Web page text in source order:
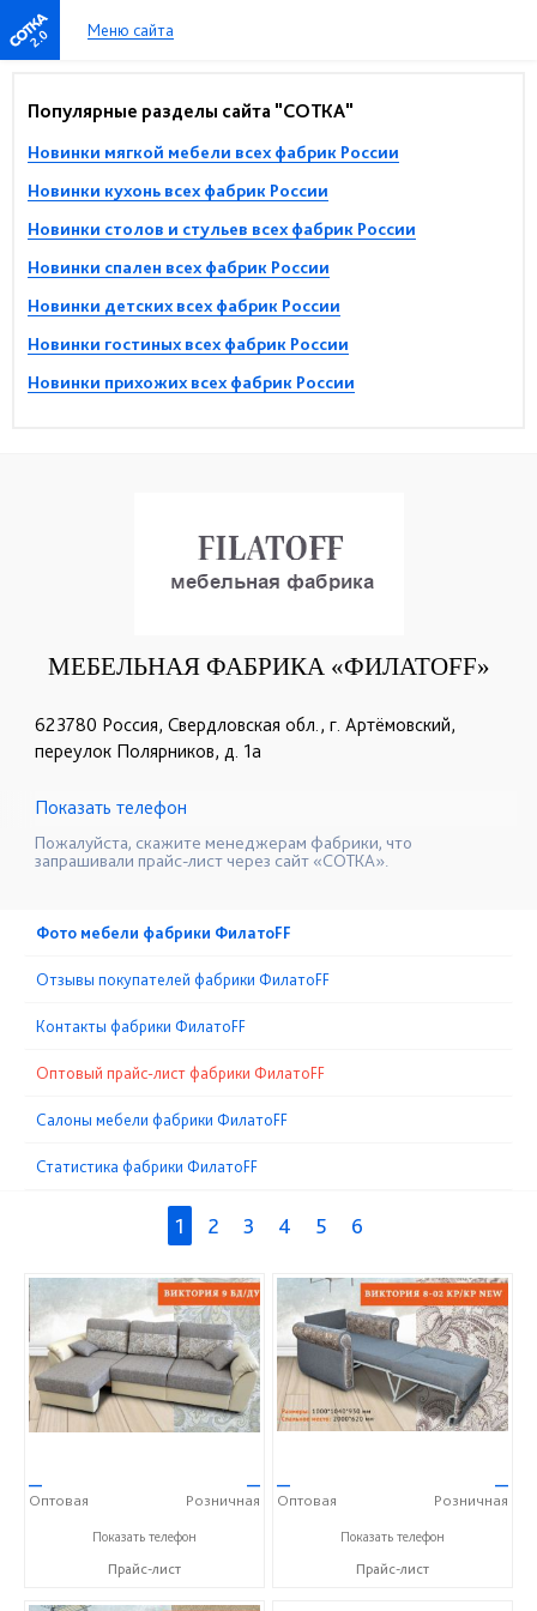
2.0 Меню сайта
Популярные разделы сайта "СОТКА"
Новинки мягкой мебели всех фабрик России
Новинки кухонь всех фабрик России
Новинки столов и стульев всех фабрик России
Новинки спален всех фабрик России
Новинки детских всех фабрик России
Новинки гостиных всех фабрик России
Новинки прихожих всех фабрик России
МЕБЕЛЬНАЯ ФАБРИКА «ФИЛАТОFF»
623780 Россия, Свердловская обл., г. Артёмовский,
переулок Полярников, д. 1а
☎+7 (343) 363-02-83
Показать телефон
Пожалуйста, скажите менеджерам фабрики, что
запрашивали прайс-лист через сайт «СОТКА».
Фото мебели фабрики ФилатоFF
Отзывы покупателей фабрики ФилатоFF
Контакты фабрики ФилатоFF
Оптовый прайс-лист фабрики ФилатоFF
Cалоны мебели фабрики ФилатоFF
Статистика фабрики ФилатоFF
1 2 3 4 5 6
—
Оптовая
—
Розничная
+7 (343) 363-02-83
Показать телефон
Прайс-лист
—
Оптовая
—
Розничная
+7 (343) 363-02-83
Показать телефон
Прайс-лист